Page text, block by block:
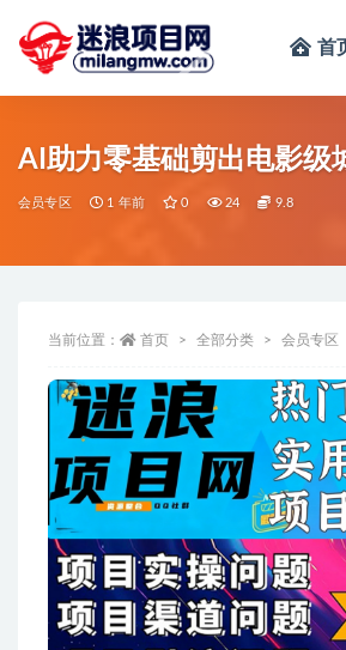
首
AI助力零基础剪出电影级
会员专区 1 年前 0 24 9.8
当前位置： 首页 全部分类 会员专区